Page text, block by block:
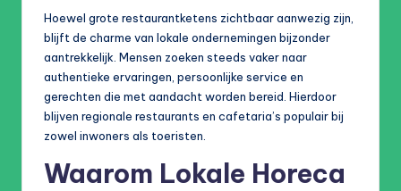
Hoewel grote restaurantketens zichtbaar aanwezig zijn,
blijft de charme van lokale ondernemingen bijzonder
aantrekkelijk. Mensen zoeken steeds vaker naar
authentieke ervaringen, persoonlijke service en
gerechten die met aandacht worden bereid. Hierdoor
blijven regionale restaurants en cafetaria’s populair bij
zowel inwoners als toeristen.
Waarom Lokale Horeca